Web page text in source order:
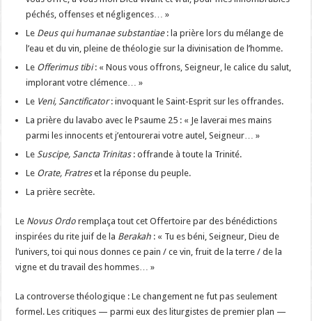
péchés, offenses et négligences… »
Le Deus qui humanae substantiae: la prière lors du mélange de
l’eau et du vin, pleine de théologie sur la divinisation de l’homme.
Le Offerimus tibi: « Nous vous offrons, Seigneur, le calice du salut,
implorant votre clémence… »
Le Veni, Sanctificator: invoquant le Saint-Esprit sur les offrandes.
La prière du lavabo avec le Psaume 25 : « Je laverai mes mains
parmi les innocents et j’entourerai votre autel, Seigneur… »
LeSuscipe, Sancta Trinitas: offrande à toute la Trinité.
Le Orate, Fratreset la réponse du peuple.
La prière secrète.
Le Novus Ordo remplaça tout cet Offertoire par des bénédictions
inspirées du rite juif de la Berakah : « Tu es béni, Seigneur, Dieu de
l’univers, toi qui nous donnes ce pain / ce vin, fruit de la terre / de la
vigne et du travail des hommes… »
La controverse théologique : Le changement ne fut pas seulement
formel. Les critiques — parmi eux des liturgistes de premier plan —